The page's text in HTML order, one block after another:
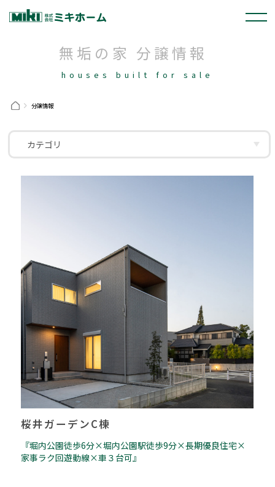
無垢の家 分譲情報
houses built for sale
分譲情報
カテゴリ
岡崎市
幸田町
安城市
豊田市
1000万～1999万
2000万～2999万
3000万～3999万
4000万～4999万
無垢フローリング
塗壁
ナチュラル
スタイリッシュ
モダン
吹き抜け
家事ラク回遊間取り
片流れ屋根
桜井ガーデンC棟
『堀内公園徒歩6分×堀内公園駅徒歩9分×長期優良住宅×
家事ラク回遊動線×車３台可』